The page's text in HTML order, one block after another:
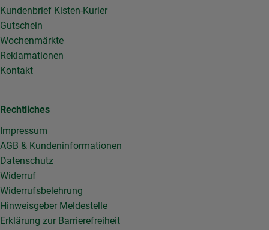
Kundenbrief Kisten-Kurier
Gutschein
Wochenmärkte
Reklamationen
Kontakt
Rechtliches
Impressum
AGB & Kundeninformationen
Datenschutz
Widerruf
Widerrufsbelehrung
Hinweisgeber Meldestelle
Erklärung zur Barrierefreiheit